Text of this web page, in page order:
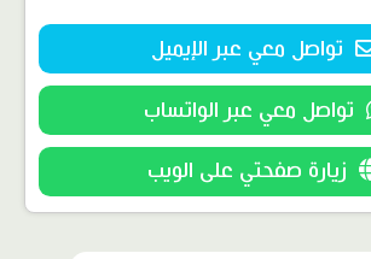
تواصل معي عبر الإيميل
تواصل معي عبر الواتساب
زيارة صفحتي على الويب